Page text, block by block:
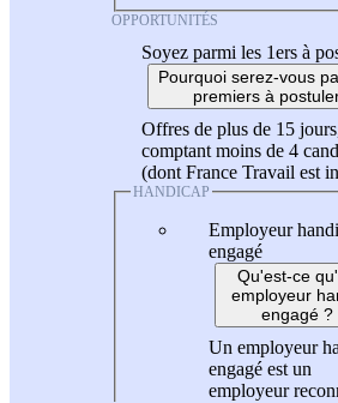
OPPORTUNITÉS
Soyez parmi les 1ers à
Pourquoi serez-vous
premiers à
Offres de plus de 15
comptant moins de 4
(dont France Travail est
HANDICAP
Employeur
engagé
Qu'est-ce
employeur
engagé ?
Un employeur
engagé est un
employeur